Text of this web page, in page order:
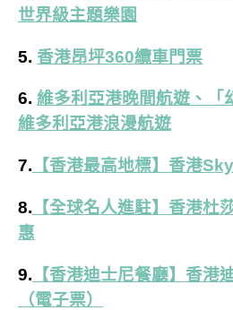
世界級主題樂園
5. 香港昂坪360纜車門票
6. 維多利亞港晚間航遊、「
維多利亞港浪漫航遊
7. 【香港最高地標】香港
8. 【全球名人進駐】香港杜
惠
9. 【香港迪士尼餐廳】香港
（電子票）